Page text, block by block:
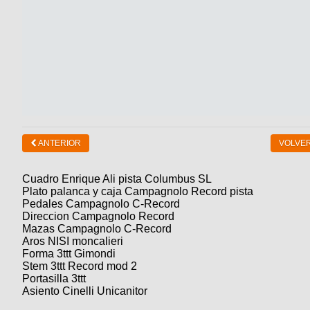
ANTERIOR
Cuadro Enrique Ali pista Columbus SL
Plato palanca y caja Campagnolo Record pista
Pedales Campagnolo C-Record
Direccion Campagnolo Record
Mazas Campagnolo C-Record
Aros NISI moncalieri
Forma 3ttt Gimondi
Stem 3ttt Record mod 2
Portasilla 3ttt
Asiento Cinelli Unicanitor